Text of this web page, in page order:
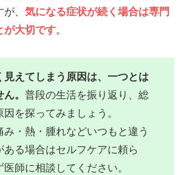
、 気になる症状が続く場合は専門
が大切です。
見えてしまう原因は、一つとは
。 普段の生活を振り返り、総
因を探ってみましょう。
み・熱・腫れなどいつもと違う
ある場合はセルフケアに頼ら
医師に相談してください。